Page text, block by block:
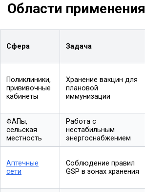
Области применения
Сфера Задача
Поликлиники,
прививочные
кабинеты
Хранение вакцин для
плановой
иммунизации
ФАПы,
сельская
местность
Работа с
нестабильным
энергоснабжением
Аптечные
сети
Соблюдение правил
GSP в зонах хранения